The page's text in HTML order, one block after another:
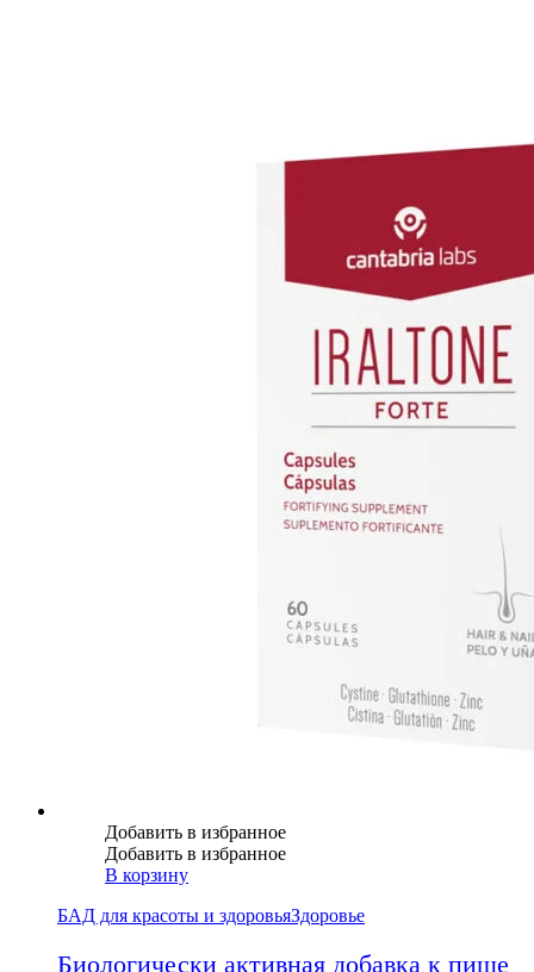
Добавить в избранное
Добавить в избранное
В корзину
БАД для красоты и здоровьяЗдоровье
Биологически активная добавка к пище